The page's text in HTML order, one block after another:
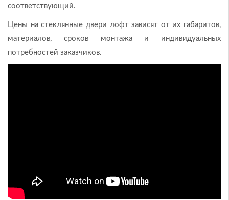
соответствующий.
Цены на стеклянные двери лофт зависят от их габаритов,
материалов, сроков монтажа и индивидуальных
потребностей заказчиков.